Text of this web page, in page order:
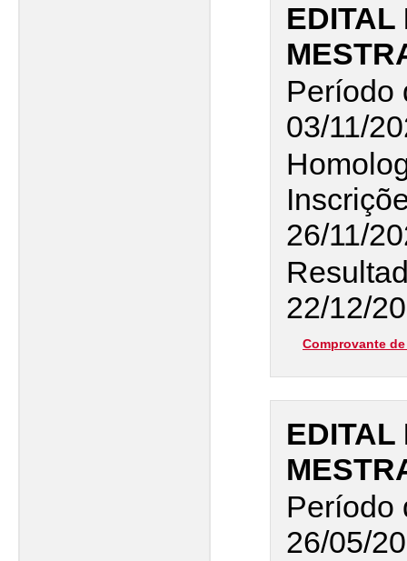
EDITAL
Período
03/11/
26/11/
22/12/
Comprovante
EDITAL
Período
26/05/